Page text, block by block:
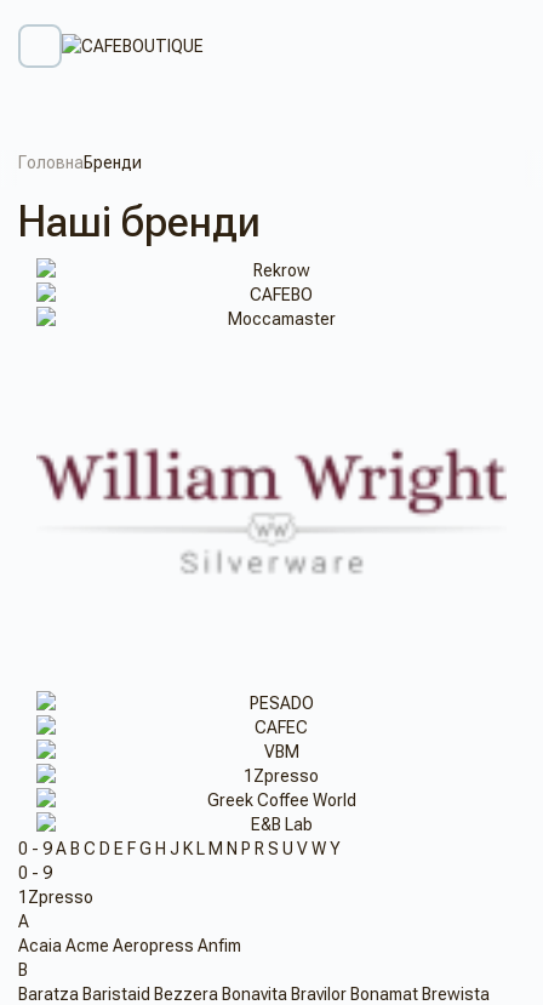
ГоловнаБренди
Наші бренди
0 - 9AB C D E FG H J KLM N P R S U VWY
0 - 9
1Zpresso
A
Acaia Acme Aeropress Anfim
B
Baratza Baristaid Bezzera Bonavita Bravilor BonamatBrewista